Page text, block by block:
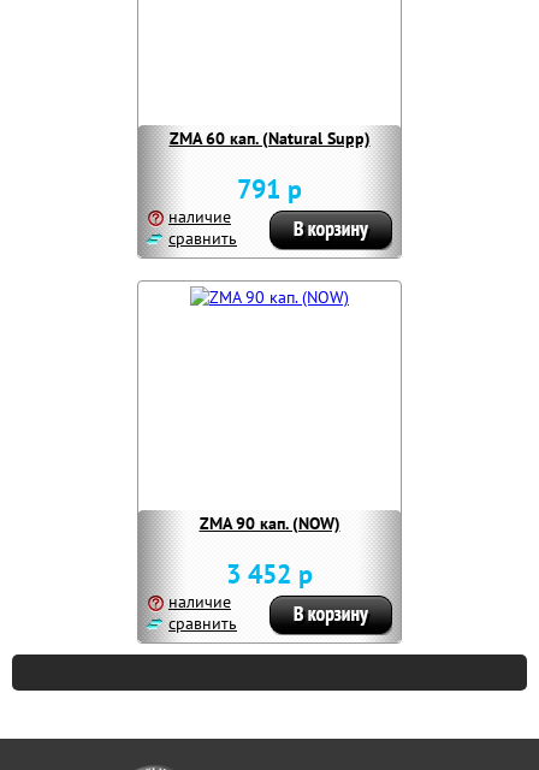
ZMA 60 кап. (Natural Supp)
791 р
наличие
сравнить
ZMA 90 кап. (NOW)
3 452 р
наличие
сравнить